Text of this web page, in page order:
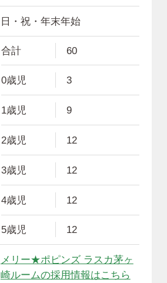
日・祝・年末年始
合計 60
0歳児 3
1歳児 9
2歳児 12
3歳児 12
4歳児 12
5歳児 12
メリー★ポピンズ ラスカ茅ヶ
崎ルームの採用情報はこちら